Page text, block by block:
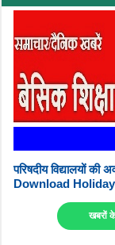
परिषदीय विद्यालयों
Download
खबरों